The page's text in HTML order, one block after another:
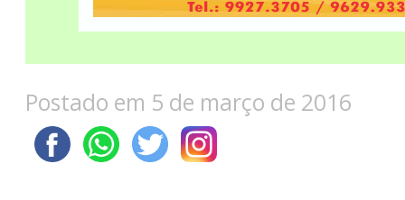
Postado em 5 de março de 2016